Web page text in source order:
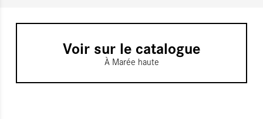
Voir sur le catalogue
À Marée haute